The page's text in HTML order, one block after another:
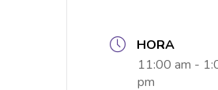
HORA
11:00 am -
pm